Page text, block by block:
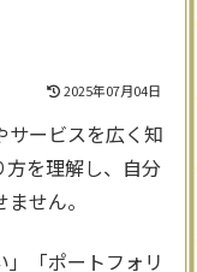
2025年07月04日
サービスを広く知
方を理解し、自分
せん。
」「ポートフォリ